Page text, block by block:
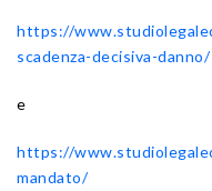
https://
scadenza-decisiva-danno/
e
https://
mandato/